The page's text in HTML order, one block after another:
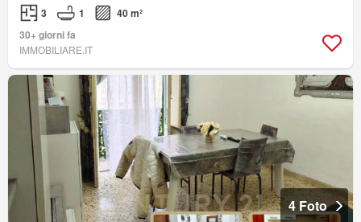
3 1
40 m²
30+ giorni fa
IMMOBILIARE.IT
4 Foto